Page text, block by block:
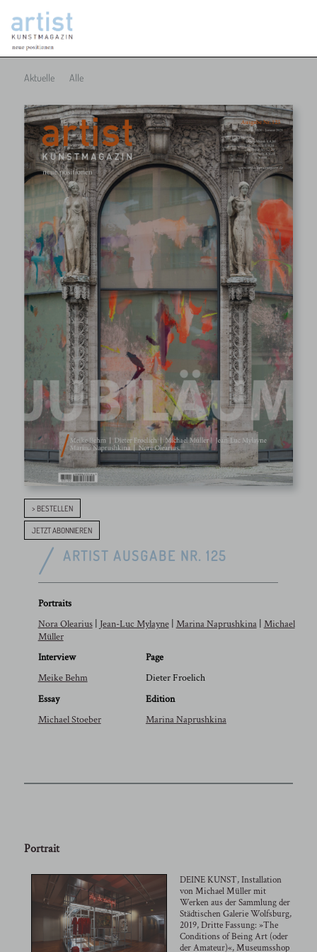
Aktuelle Alle
> BESTELLEN
JETZT ABONNIEREN
ARTIST AUSGABE NR. 125
Portraits
Nora Olearius| Jean-Luc Mylayne| Marina Naprushkina| Michael
Müller
Interview
Meike Behm
Page
Dieter Froelich
Essay
Michael Stoeber
Edition
Marina Naprushkina
Portrait
DEINE KUNST, Installation
von Michael Müller mit
Werken aus der Sammlung der
Städtischen Galerie Wolfsburg,
2019, Dritte Fassung: »The
Conditions of Being Art (oder
der Amateur)«, Museumsshop